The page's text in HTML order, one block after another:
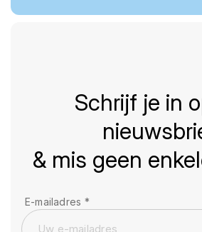
Schrijf je in
& mis geen
E-mailadres *